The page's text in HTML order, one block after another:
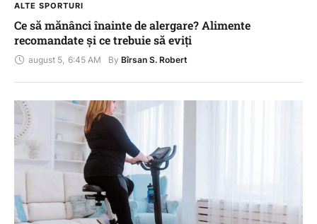
ALTE SPORTURI
Ce să mănânci înainte de alergare? Alimente
recomandate și ce trebuie să eviți
august 5 6:45 AM By Bîrsan S. Robert